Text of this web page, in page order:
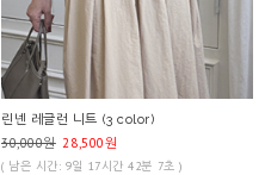
린넨 레글런 니트 (3 color)
30,000원 28,500원
( 남은 시간: 9일 17시간 42분 7초 )